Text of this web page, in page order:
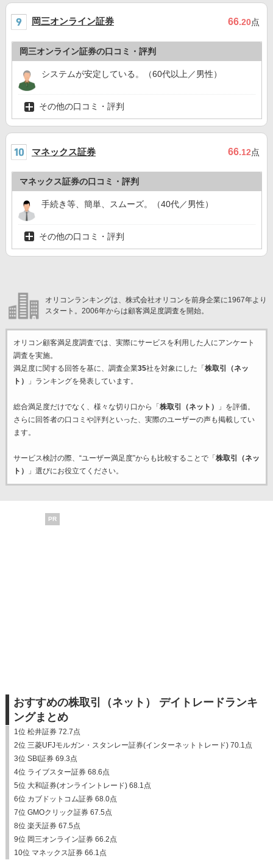
岡三オンライン証券 66.20点
岡三オンライン証券の口コミ・評判
システムが安定している。（60代以上／男性）
その他の口コミ・評判
マネックス証券 66.12点
マネックス証券の口コミ・評判
手続き等、簡単、スムーズ。（40代／男性）
その他の口コミ・評判
オリコンランキングは、株式会社オリコンを前身企業に1967年より
スタート。2006年からは顧客満足度調査を開始。
オリコン顧客満足度調査では、実際にサービスを利用した 人にアンケート
調査を実施。
満足度に関する回答を基に、調査企業35社を対象にした「株取引（ネッ
ト）
」ランキングを発表しています。
総合満足度だけでなく、様々な切り口から「株取引（ネット）
」を評価。
さらに回答者の口コミや評判といった、実際のユーザーの声も掲載してい
ます。
サービス検討の際、“ユーザー満足度”からも比較することで「株取引（ネッ
ト）
」選びにお役立てください。
PR
おすすめの株取引（ネット） デイトレードランキ
ングまとめ
1位 松井証券 72.7点
2位 三菱UFJモルガン・スタンレー証券(インターネットトレード) 70.1点
3位 SBI証券 69.3点
4位 ライブスター証券 68.6点
5位 大和証券(オンライントレード) 68.1点
6位 カブドットコム証券 68.0点
7位 GMOクリック証券 67.5点
8位 楽天証券 67.5点
9位 岡三オンライン証券 66.2点
10位 マネックス証券 66.1点